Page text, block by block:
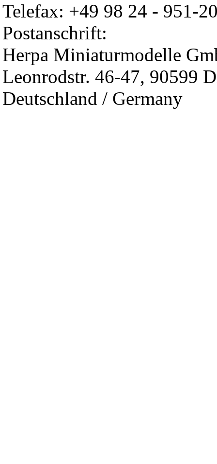
Telefax: +49 98 24 - 951-
Postanschrift:
Herpa Miniaturmodelle
Leonrodstr. 46-47, 90599
Deutschland / Germany